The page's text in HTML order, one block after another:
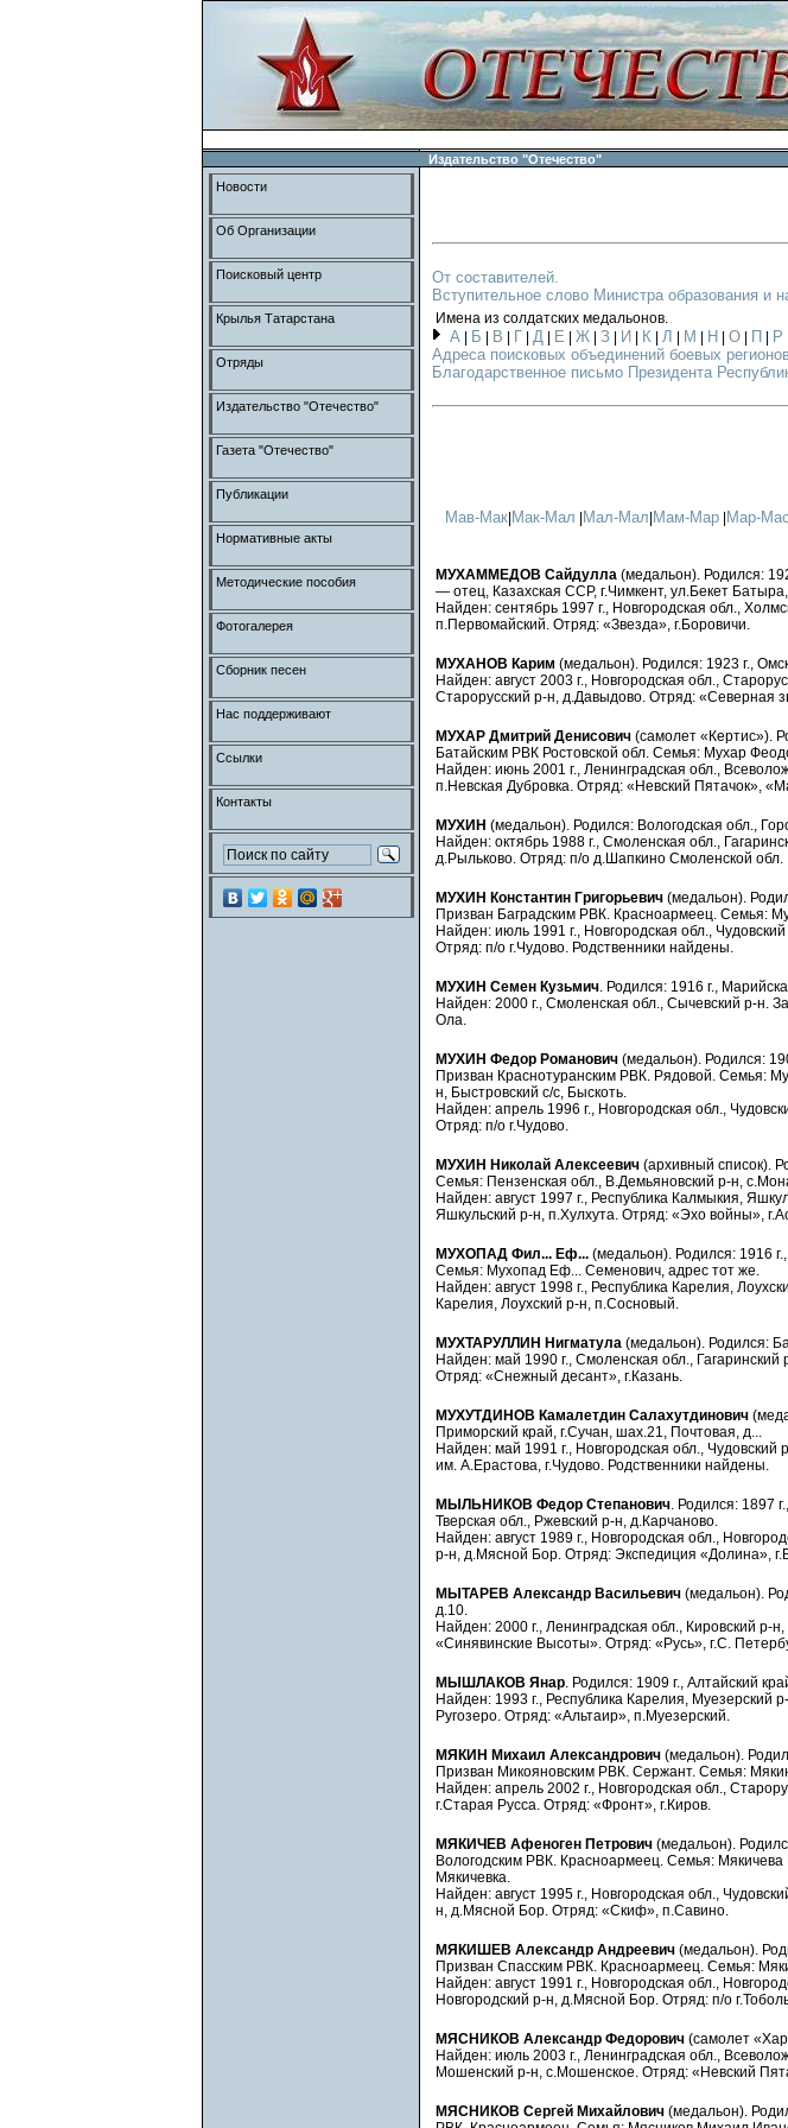
Издательство "Отечество"
От составителей.
Вступительное слово Министра образования и
Имена из солдатских медальонов.
А| Б В Г Д| Е Ж| З И К| Л М Н О| П Р
Адреса поисковых объединений боевых
Благодарственное письмо Президента
Мав-Мак Мак-Мал Мал-Мал Мам-Мар Мар-Мас
МУХАММЕДОВ Сайдулла (медальон). Родился:
— отец, Казахская ССР, г.Чимкент, ул.Бекет
Найден: сентябрь 1997 г., Новгородская обл.,
п.Первомайский. Отряд: «Звезда», г.Боровичи.
МУХАНОВ Карим (медальон). Родился: 1923 г.,
Найден: август 2003 г., Новгородская обл.,
Старорусский р-н, д.Давыдово. Отряд: «Северная
МУХАР Дмитрий Денисович(самолет «Кертис»).
Батайским РВК Ростовской обл. Семья: Мухар
Найден: июнь 2001 г., Ленинградская обл.,
п.Невская Дубровка. Отряд: «Невский Пятачок»,
МУХИН (медальон). Родился: Вологодская обл.,
Найден: октябрь 1988 г., Смоленская обл.,
д.Рыльково. Отряд: п/о д.Шапкино Смоленской обл.
МУХИН Константин Григорьевич(медальон).
Призван Баградским РВК. Красноармеец. Семья:
Найден: июль 1991 г., Новгородская обл.,
Отряд: п/о г.Чудово. Родственники найдены.
МУХИН Семен Кузьмич. Родился: 1916 г.,
Найден: 2000 г., Смоленская обл., Сычевский р-н.
Ола.
МУХИН Федор Романович(медальон). Родился:
Призван Краснотуранским РВК. Рядовой. Семья:
н, Быстровский с/с, Быскоть.
Найден: апрель 1996 г., Новгородская обл.,
Отряд: п/о г.Чудово.
МУХИН Николай Алексеевич (архивный список).
Семья: Пензенская обл., В.Демьяновский р-н,
Найден: август 1997 г., Республика Калмыкия,
Яшкульский р-н, п.Хулхута. Отряд: «Эхо войны»,
МУХОПАД Фил... Еф... (медальон). Родился: 1916
Семья: Мухопад Еф... Семенович, адрес тот же.
Найден: август 1998 г., Республика Карелия,
Карелия, Лоухский р-н, п.Сосновый.
МУХТАРУЛЛИН Нигматула(медальон). Родился:
Найден: май 1990 г., Смоленская обл.,
Отряд: «Снежный десант», г.Казань.
МУХУТДИНОВ Камалетдин Салахутдинович
Приморский край, г.Сучан, шах.21, Почтовая, д...
Найден: май 1991 г., Новгородская обл.,
им. А.Ерастова, г.Чудово. Родственники найдены.
МЫЛЬНИКОВ Федор Степанович. Родился: 1897
Тверская обл., Ржевский р-н, д.Карчаново.
Найден: август 1989 г., Новгородская обл.,
р-н, д.Мясной Бор. Отряд: Экспедиция «Долина»,
МЫТАРЕВ Александр Васильевич(медальон).
д.10.
Найден: 2000 г., Ленинградская обл., Кировский
«Синявинские Высоты». Отряд: «Русь», г.С.
МЫШЛАКОВ Янар. Родился: 1909 г., Алтайский
Найден: 1993 г., Республика Карелия, Муезерский
Ругозеро. Отряд: «Альтаир», п.Муезерский.
МЯКИН Михаил Александрович(медальон).
Призван Микояновским РВК. Сержант. Семья:
Найден: апрель 2002 г., Новгородская обл.,
г.Старая Русса. Отряд: «Фронт», г.Киров.
МЯКИЧЕВ Афеноген Петрович(медальон).
Вологодским РВК. Красноармеец. Семья:
Мякичевка.
Найден: август 1995 г., Новгородская обл.,
н, д.Мясной Бор. Отряд: «Скиф», п.Савино.
МЯКИШЕВ Александр Андреевич(медальон).
Призван Спасским РВК. Красноармеец. Семья:
Найден: август 1991 г., Новгородская обл.,
Новгородский р-н, д.Мясной Бор. Отряд: п/о
МЯСНИКОВ Александр Федорович(самолет
Найден: июль 2003 г., Ленинградская обл.,
Мошенский р-н, с.Мошенское. Отряд: «Невский
МЯСНИКОВ Сергей Михайлович(медальон).
Новости
Об Организации
Поисковый центр
Крылья Татарстана
Отряды
Издательство "Отечество"
Газета "Отечество"
Публикации
Нормативные акты
Методические пособия
Фотогалерея
Сборник песен
Нас поддерживают
Ссылки
Контакты